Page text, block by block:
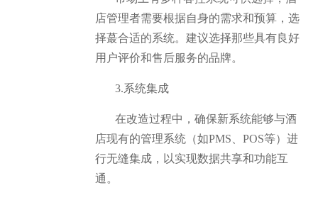
店管理者需要根据自身的需求和预算，选
择蕞合适的系统。建议选择那些具有良好
用户评价和售后服务的品牌。
3.系统集成
在改造过程中，确保新系统能够与酒
店现有的管理系统（如PMS、POS等）进
行无缝集成，以实现数据共享和功能互
通。